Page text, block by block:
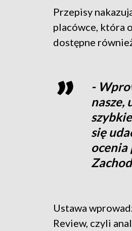
Przepisy
placówce, która
dostępne
-
nasze,
się
ocenia
Ustawa
Review, czyli